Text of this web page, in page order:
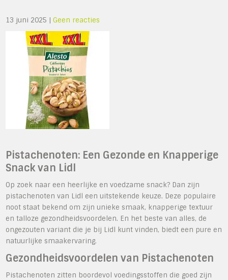
13 juni 2025 |Geen reacties
Pistachenoten: Een Gezonde en Knapperige
Snack van Lidl
Op zoek naar een heerlijke en voedzame snack? Dan zijn
pistachenoten van Lidl een uitstekende keuze. Deze populaire
noot staat bekend om zijn unieke smaak, knapperige textuur
en talloze gezondheidsvoordelen. En het beste van alles, de
ongezouten variant die je bij Lidl kunt vinden, biedt een pure en
natuurlijke smaakervaring.
Gezondheidsvoordelen van Pistachenoten
Pistachenoten zitten boordevol voedingsstoffen die goed zijn